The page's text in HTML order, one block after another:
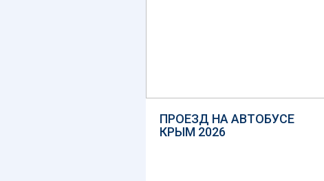
ПРОЕЗД НА АВТОБУСЕ
КРЫМ 2026